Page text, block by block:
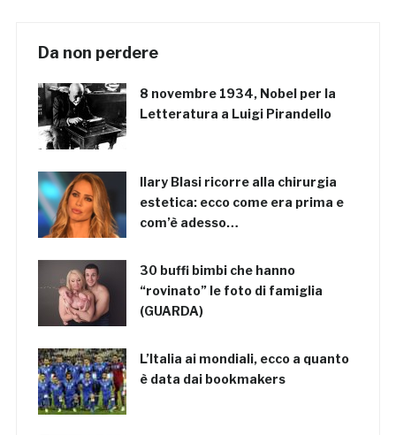
Da non perdere
8 novembre 1934, Nobel per la
Letteratura a Luigi Pirandello
Ilary Blasi ricorre alla chirurgia
estetica: ecco come era prima e
com’è adesso…
30 buffi bimbi che hanno
“rovinato” le foto di famiglia
(GUARDA)
L’Italia ai mondiali, ecco a quanto
è data dai bookmakers